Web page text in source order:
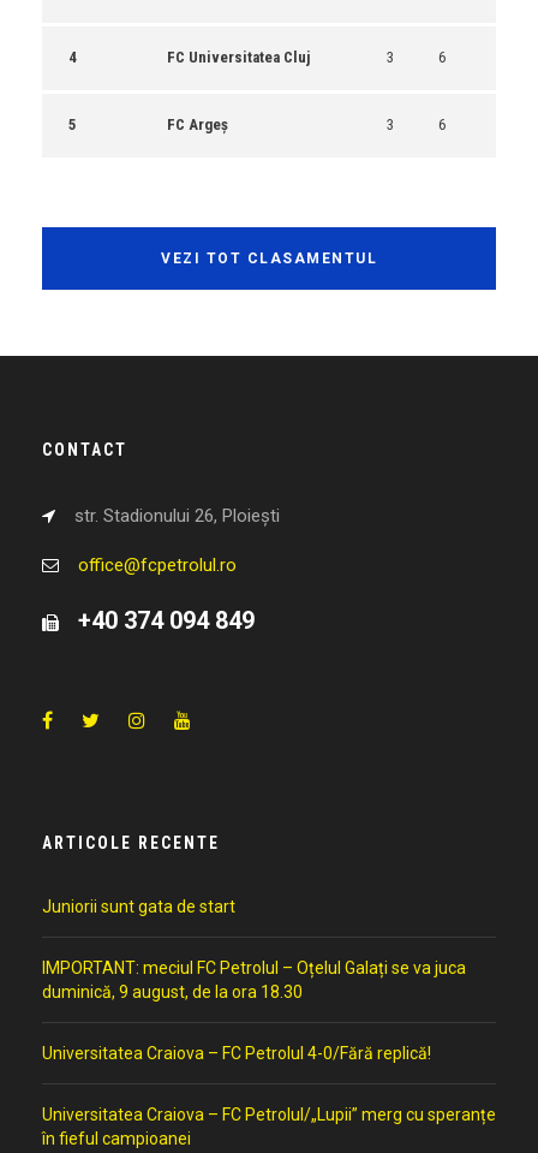
4 FC Universitatea Cluj 3 6
5 FC Argeș 3 6
VEZI TOT CLASAMENTUL
CONTACT
str. Stadionului 26, Ploiești
office@fcpetrolul.ro
+40 374 094 849
ARTICOLE RECENTE
Juniorii sunt gata de start
IMPORTANT: meciul FC Petrolul – Oțelul Galați se va juca
duminică, 9 august, de la ora 18.30
Universitatea Craiova – FC Petrolul 4-0/Fără replică!
Universitatea Craiova – FC Petrolul/„Lupii” merg cu speranțe
în fieful campioanei